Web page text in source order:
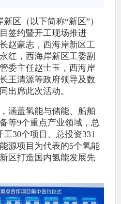
区（以下简称“新区”）
签约暨开工现场推进
赵豪志，西海岸新区工
红，西海岸新区工委副
委主任赵士玉，西海岸
王清源等政府领导及数
出席此次活动。
涵盖氢能与储能、船舶
等9个重点产业领域，总
30个项目、总投资331
源项目为代表的5个氢能
区打造国内氢能发展先